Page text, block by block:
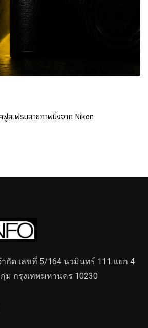
ลเฟรมสายภาพนิ่งจาก Nikon
กัด เลขที่ 5/164 นวมินทร์ 111 แยก 4
ม กรุงเทพมหานคร 10230